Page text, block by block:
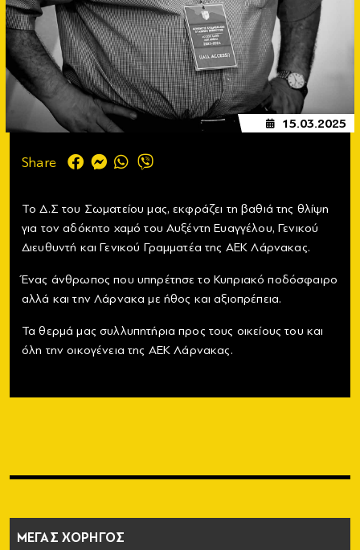
15.03.2025
Share
Το Δ.Σ του Σωματείου μας, εκφράζει τη βαθιά της θλίψη
για τον αδόκητο χαμό του Αυξέντη Ευαγγέλου, Γενικού
Διευθυντή και Γενικού Γραμματέα της ΑΕΚ Λάρνακας.
Ένας άνθρωπος που υπηρέτησε το Κυπριακό ποδόσφαιρο
αλλά και την Λάρνακα με ήθος και αξιοπρέπεια.
Τα θερμά μας συλλυπητήρια προς τους οικείους του και
όλη την οικογένεια της ΑΕΚ Λάρνακας.
ΜΕΓΑΣ ΧΟΡΗΓΟΣ